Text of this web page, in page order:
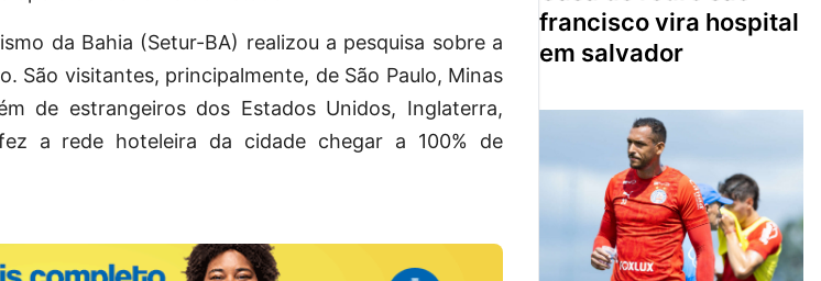
da Bahia (Setur-BA) realizou a pesquisa sobre a
São visitantes, principalmente, de São Paulo, Minas
de estrangeiros dos Estados Unidos, Inglaterra,
a rede hoteleira da cidade chegar a 100% de
francisco vira hospital
em salvador